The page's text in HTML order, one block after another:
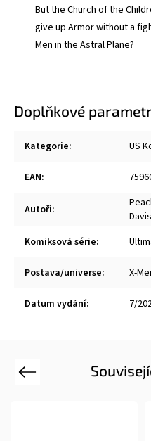
But the Church of the
give up Armor without a
Men in the Astral Plane?
Doplňkové
Kategorie: US
EAN:
Autoři:
Komiksová série:
Postava/universe: X-
Datum vydání: 7/
Previous